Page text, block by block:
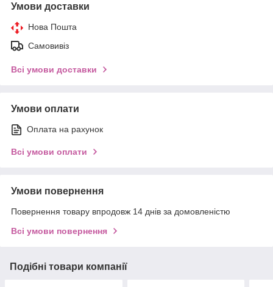
Умови доставки
Нова Пошта
Самовивіз
Всі умови доставки
Умови оплати
Оплата на рахунок
Всі умови оплати
Умови повернення
Повернення товару впродовж 14 днів за домовленістю
Всі умови повернення
Подібні товари компанії